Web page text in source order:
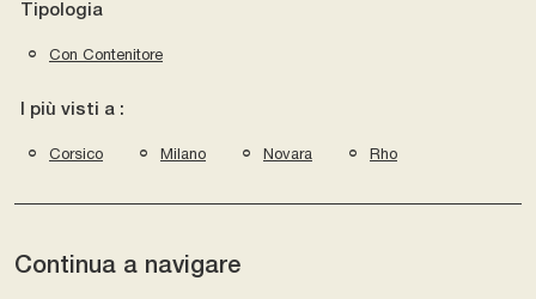
Tipologia
Con Contenitore
I più visti a :
Corsico Milano Novara Rho
Continua a navigare